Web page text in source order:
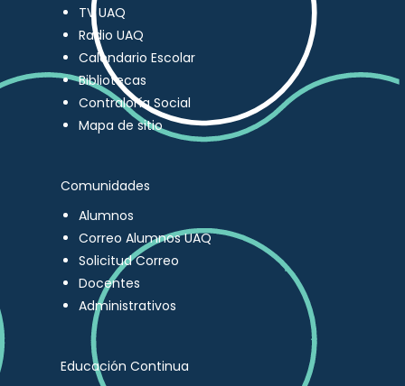
TV UAQ
Radio UAQ
Calendario Escolar
Bibliotecas
Contraloría Social
Mapa de sitio
Comunidades
Alumnos
Correo Alumnos UAQ
Solicitud Correo
Docentes
Administrativos
Educación Continua